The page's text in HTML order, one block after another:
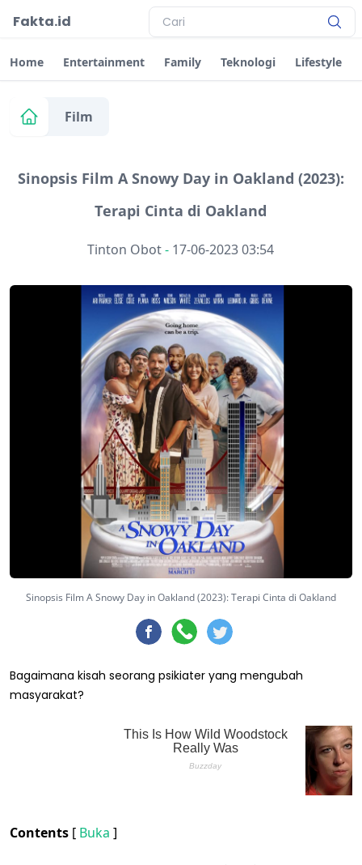
Fakta.id
Home Entertainment Family Teknologi Lifestyle
Film
Sinopsis Film A Snowy Day in Oakland (2023):
Terapi Cinta di Oakland
Tinton Obot- 17-06-2023 03:54
Sinopsis Film A Snowy Day in Oakland (2023): Terapi Cinta di Oakland
Bagaimana kisah seorang psikiater yang mengubah
masyarakat?
Contents [ Buka ]